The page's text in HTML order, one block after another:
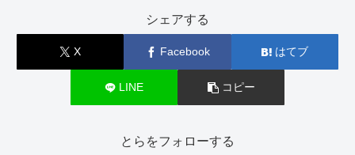
シェアする
X Facebook はてブ
LINE コピー
とらをフォローする